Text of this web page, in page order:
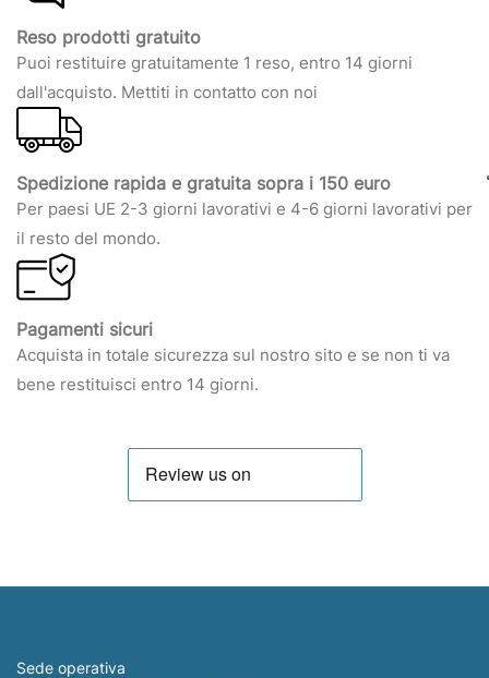
Reso prodotti gratuito
Puoi restituire gratuitamente 1 reso, entro 14 giorni
dall'acquisto. Mettiti in contatto con noi
Spedizione rapida e gratuita sopra i 150 euro
Per paesi UE 2-3 giorni lavorativi e 4-6 giorni lavorativi per
il resto del mondo.
Pagamenti sicuri
Acquista in totale sicurezza sul nostro sito e se non ti va
bene restituisci entro 14 giorni.
Sede operativa